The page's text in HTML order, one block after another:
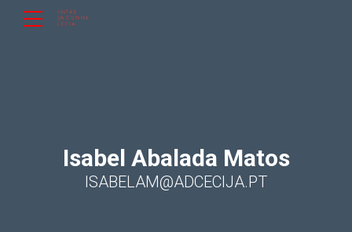
Isabel Abalada Matos
ISABELAM@ADCECIJA.PT